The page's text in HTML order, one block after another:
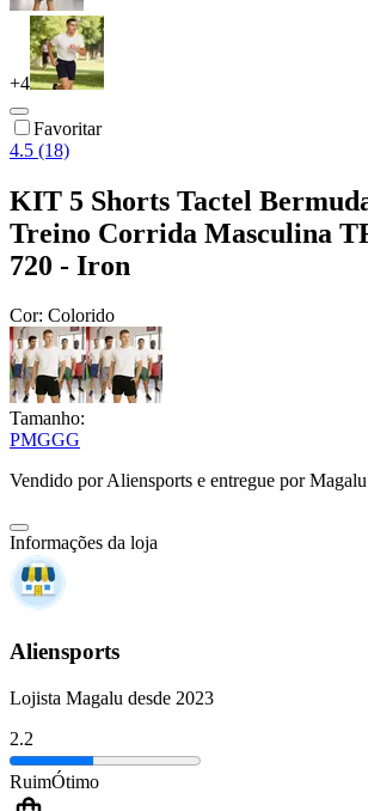
+4
Favoritar
4.5 (18)
KIT 5 Shorts Tactel
Treino Corrida Masculina
720 - Iron
Cor: Colorido
Tamanho:
PMGGG
Vendido porAliensports e entregue por Magalu
Informações da loja
Aliensports
Lojista Magalu desde 2023
2.2
RuimÓtimo